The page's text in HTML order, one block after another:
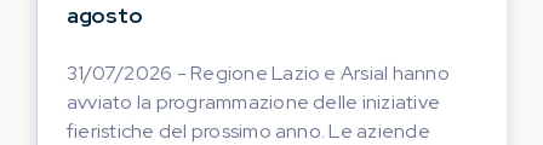
agosto
31/07/2026 - Regione Lazio e Arsial hanno
avviato la programmazione delle iniziative
fieristiche del prossimo anno. Le aziende